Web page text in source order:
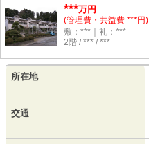
***万円
(管理費・共益費 ***円)
敷：***｜礼：***
2階 / *** / ***
所在地
交通